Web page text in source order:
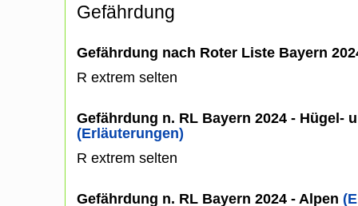
Gefährdung
Gefährdung nach Roter Liste Bayern
R extrem selten
Gefährdung n. RL Bayern 2024 - Hügel-
(Erläuterungen)
R extrem selten
Gefährdung n. RL Bayern 2024 - Alpen